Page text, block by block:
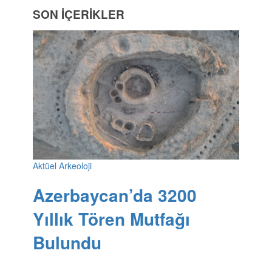
SON İÇERİKLER
Aktüel Arkeoloji
Azerbaycan’da 3200
Yıllık Tören Mutfağı
Bulundu